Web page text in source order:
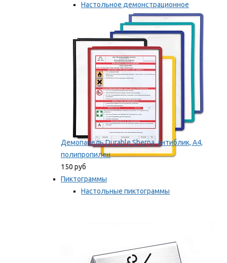
Настольное демонстрационное
оборудование
Мы рекомендуем
Демопанель Durable Sherpa, антиблик, А4,
полипропилен
150 руб
Пиктограммы
Настольные пиктограммы